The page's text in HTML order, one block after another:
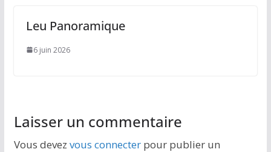
Leu Panoramique
6 juin 2026
Laisser un commentaire
Vous devez vous connecterpour publier un